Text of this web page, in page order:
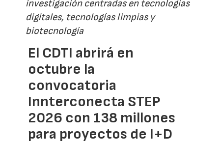
investigación centradas en tecnologías
digitales, tecnologías limpias y
biotecnología
El CDTI abrirá en
octubre la
convocatoria
Innterconecta STEP
2026 con 138 millones
para proyectos de I+D